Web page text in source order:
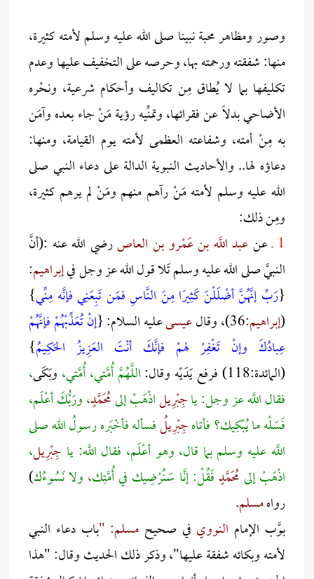
وصور ومظاهر محبة نبينا صلى الله عليه وسلم لأمته كثيرة،
منها: شفقته ورحمته بها، وحرصه على التخفيف عليها وعدم
تكليفها بما لا يُطاق مِن تكاليف وأحكام شرعية، ونحْره
الأضاحي بدلاً عن فقرائها، وتمنِّيه رؤية مَنْ جاء بعده وآمَن
به مِنْ أمته، وشفاعته العظمى لأمته يوم القيامة، ومنها:
دعاؤه لها.. والأحاديث النبوية الدالة على دعاء النبي صلى
الله عليه وسلم لأمته مَنْ رآهم منهم ومَنْ لم يرهم كثيرة،
ومِن ذلك:
1 ـ عنعبد اللَّه بن عَمْروبن العاصرضي الله عنه :(أنَّ
النبيَّ صلى الله عليه وسلم تَلا قول الله عز وجل فيإبراهيم:
{رَبِّ إنَّهُنَّ أضْلَلْنَ كَثِيرًا مِنَ النَّاسِ فمَن تَبِعَنِي فإنَّه مِنِّي}
(إبراهيم:36)، وقال عيسىعليه السلام: {إنْ تُعَذِّبْهُمْ فإنَّهُمْ
عِبادُكَ وإنْ تَغْفِرْ لهمْ فإنَّكَ أنْتَ العَزِيزُ الحَكِيمُ}
(المائدة:118) فرفع يَدَيْه وقال:
اللَّهُمَّ أُمَّتي، أُمَّتي، وبَكَى،
فقال اللَّه عز وجل: ياجِبْرِيلاذْهَبْ إلىمُحَمَّدٍ، ورَبُّكَ أعْلَم،
فَسَلْه ما يُبْكِيك؟ فأتاهجِبْرِيلُفسأله فأخْبَره رسولُ الله صلى
اللَّه عليه وسلم بما قال، وهو أعْلَم، فقال اللَّه: يا جِبْرِيل،
اذْهَبْ إلىمُحَمَّدٍفَقُلْ: إنَّا سَنُرْضِيك في أُمَّتِك، ولا نَسُوءُك)
رواهمسلم.
بوَّب الإمام النووي في صحيح مسلم: "باب دعاء النبي
لأمته وبكائه شفقة عليها"، وذكر ذلك الحديث وقال: "هذا